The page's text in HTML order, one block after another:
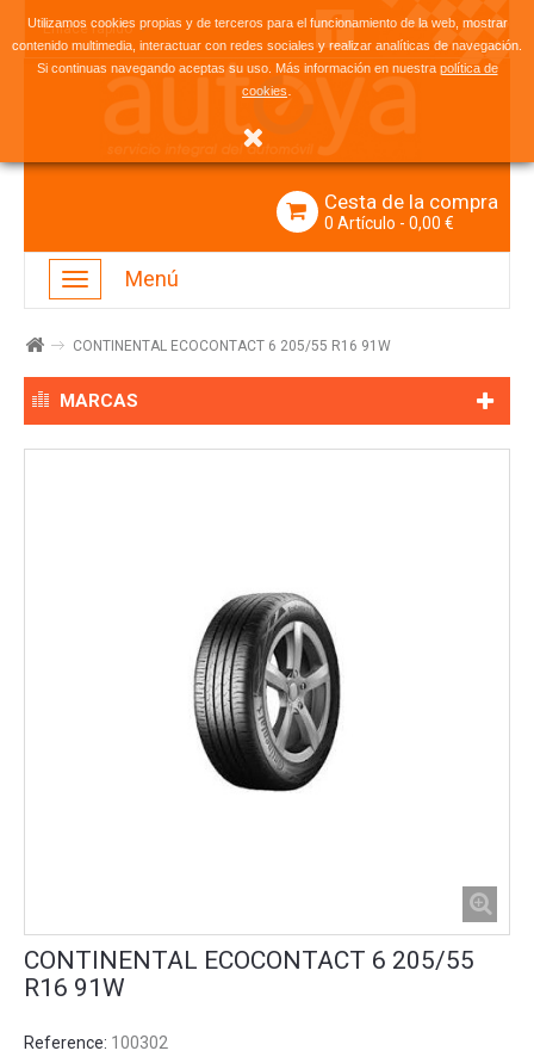
Utilizamos cookies propias y de terceros para el funcionamiento de la web, mostrar
contenido multimedia, interactuar con redes sociales y realizar analíticas de navegación.
Si continuas navegando aceptas su uso. Más información en nuestra política de
cookies.
Enlace rápido
Cesta de la compra
0 Artículo - 0,00 €
Navegación
Toggle
Menú
CONTINENTAL ECOCONTACT 6 205/55 R16 91W
MARCAS
CONTINENTAL ECOCONTACT 6 205/55
R16 91W
Reference: 100302